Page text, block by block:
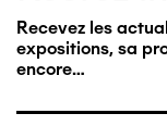
Recevez les
expositions, sa
encore…